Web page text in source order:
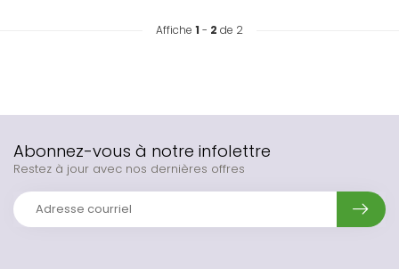
Affiche 1 - 2 de 2
Abonnez-vous à notre infolettre
Restez à jour avec nos dernières offres